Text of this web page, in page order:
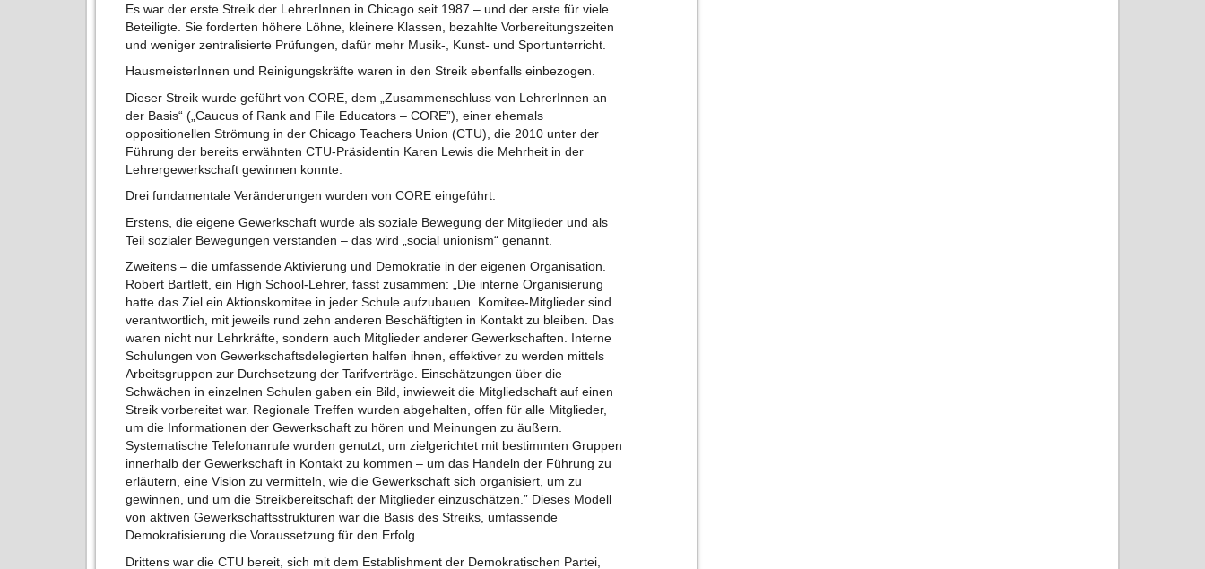
Es war der erste Streik der LehrerInnen in Chicago seit 1987 – und der erste für viele
Beteiligte. Sie forderten höhere Löhne, kleinere Klassen, bezahlte Vorbereitungszeiten
und weniger zentralisierte Prüfungen, dafür mehr Musik-, Kunst- und Sportunterricht.
HausmeisterInnen und Reinigungskräfte waren in den Streik ebenfalls einbezogen.
Dieser Streik wurde geführt von CORE, dem „Zusammenschluss von LehrerInnen an
der Basis“ („Caucus of Rank and File Educators – CORE”), einer ehemals
oppositionellen Strömung in der Chicago Teachers Union (CTU), die 2010 unter der
Führung der bereits erwähnten CTU-Präsidentin Karen Lewis die Mehrheit in der
Lehrergewerkschaft gewinnen konnte.
Drei fundamentale Veränderungen wurden von CORE eingeführt:
Erstens, die eigene Gewerkschaft wurde als soziale Bewegung der Mitglieder und als
Teil sozialer Bewegungen verstanden – das wird „social unionism“ genannt.
Zweitens – die umfassende Aktivierung und Demokratie in der eigenen Organisation.
Robert Bartlett, ein High School-Lehrer, fasst zusammen: „Die interne Organisierung
hatte das Ziel ein Aktionskomitee in jeder Schule aufzubauen. Komitee-Mitglieder sind
verantwortlich, mit jeweils rund zehn anderen Beschäftigten in Kontakt zu bleiben. Das
waren nicht nur Lehrkräfte, sondern auch Mitglieder anderer Gewerkschaften. Interne
Schulungen von Gewerkschaftsdelegierten halfen ihnen, effektiver zu werden mittels
Arbeitsgruppen zur Durchsetzung der Tarifverträge. Einschätzungen über die
Schwächen in einzelnen Schulen gaben ein Bild, inwieweit die Mitgliedschaft auf einen
Streik vorbereitet war. Regionale Treffen wurden abgehalten, offen für alle Mitglieder,
um die Informationen der Gewerkschaft zu hören und Meinungen zu äußern.
Systematische Telefonanrufe wurden genutzt, um zielgerichtet mit bestimmten Gruppen
innerhalb der Gewerkschaft in Kontakt zu kommen – um das Handeln der Führung zu
erläutern, eine Vision zu vermitteln, wie die Gewerkschaft sich organisiert, um zu
gewinnen, und um die Streikbereitschaft der Mitglieder einzuschätzen.” Dieses Modell
von aktiven Gewerkschaftsstrukturen war die Basis des Streiks, umfassende
Demokratisierung die Voraussetzung für den Erfolg.
Drittens war die CTU bereit, sich mit dem Establishment der Demokratischen Partei,